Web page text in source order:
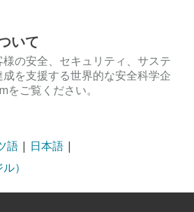
いて
の安全、セキュリティ、サステ
を支援する世界的な安全科学企
ご覧ください。
語 | 日本語 |
）